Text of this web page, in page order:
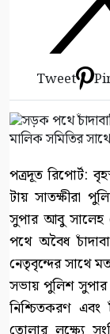
Tweet
পত্রদূত রিপোর্ট:
টায় সাতক্ষীরা
সুপার আবু
পথে অবৈধ
নেতৃবৃন্দের সাথে
সভায় পুলিশ সুপার
নিশ্চিতকরণ এবং